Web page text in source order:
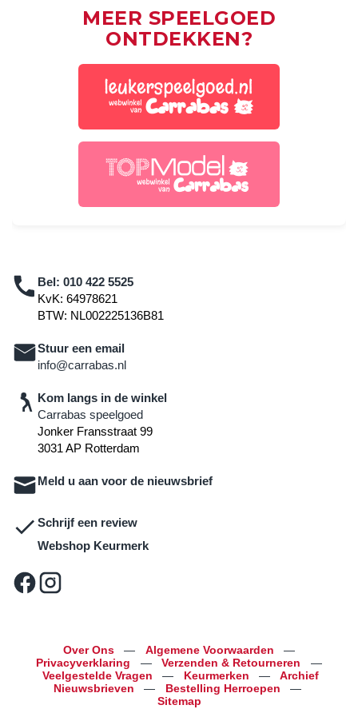
MEER SPEELGOED
ONTDEKKEN?
Bel: 010 422 5525
KvK: 64978621
BTW: NL002225136B81
Stuur een email
info@carrabas.nl
Kom langs in de winkel
Carrabas speelgoed
Jonker Fransstraat 99
3031 AP Rotterdam
Meld u aan voor de nieuwsbrief
Schrijf een review
Webshop Keurmerk
Over Ons — Algemene Voorwaarden
—
Privacyverklaring
— Verzenden & Retourneren
—
Veelgestelde Vragen
— Keurmerken —
Archief
Nieuwsbrieven
— Bestelling Herroepen
—
Sitemap